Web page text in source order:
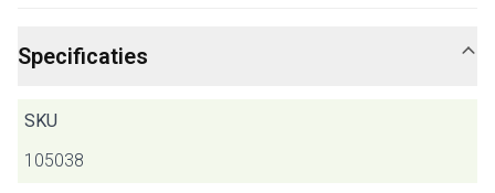
Specificaties
SKU
105038